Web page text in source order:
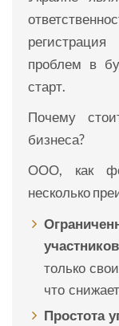
проблем в
старт.
Почему
бизнеса?
ООО, как
несколько
только
что
Простота